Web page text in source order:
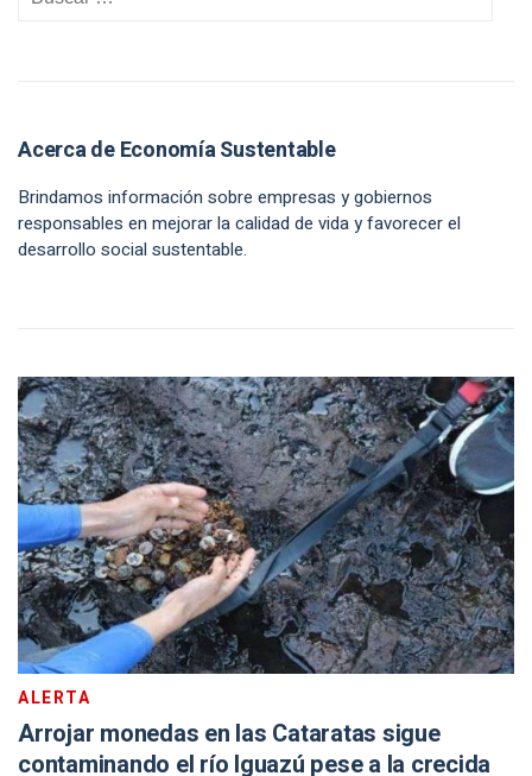
Acerca de Economía Sustentable
Brindamos información sobre empresas y gobiernos
responsables en mejorar la calidad de vida y favorecer el
desarrollo social sustentable.
ALERTA
Arrojar monedas en las Cataratas sigue
contaminando el río Iguazú pese a la crecida